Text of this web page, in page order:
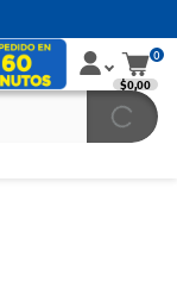
0
$0,00